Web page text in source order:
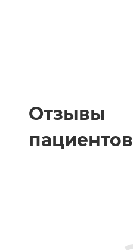
Отзывы
пациентов